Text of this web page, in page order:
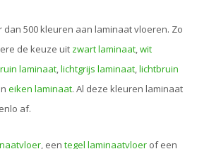
500 kleuren aan laminaat vloeren. Zo
de keuze uit zwart laminaat,wit
laminaat,lichtgrijs laminaat,lichtbruin
eiken laminaat. Al deze kleuren laminaat
af.
, een tegel laminaatvloer of een